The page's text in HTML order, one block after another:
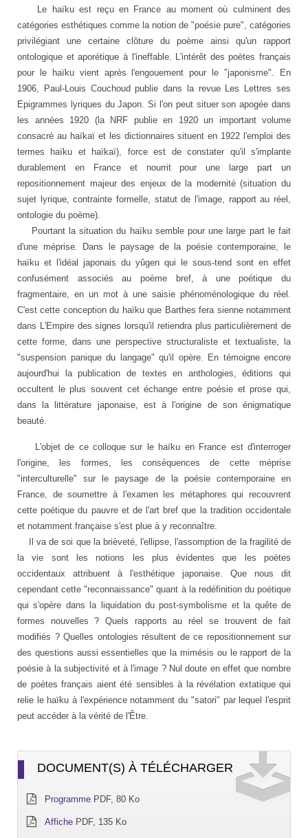
Le haïku est reçu en France au moment où culminent des
catégories esthétiques comme la notion de "poésie pure", catégories
privilégiant une certaine clôture du poème ainsi qu'un rapport
ontologique et aporétique à l'ineffable. L'intérêt des poètes français
pour le haïku vient après l'engouement pour le "japonisme". En
1906, Paul-Louis Couchoud publie dans la revue Les Lettres ses
Epigrammes lyriques du Japon. Si l'on peut situer son apogée dans
les années 1920 (la NRF publie en 1920 un important volume
consacré au haïkaï et les dictionnaires situent en 1922 l'emploi des
termes haïku et haïkaï), force est de constater qu'il s'implante
durablement en France et nourrit pour une large part un
repositionnement majeur des enjeux de la modernité (situation du
sujet lyrique, contrainte formelle, statut de l'image, rapport au réel,
ontologie du poème).
Pourtant la situation du haïku semble pour une large part le fait
d'une méprise. Dans le paysage de la poésie contemporaine, le
haïku et l'idéal japonais du yûgen qui le sous-tend sont en effet
confusément associés au poème bref, à une poétique du
fragmentaire, en un mot à une saisie phénoménologique du réel.
C'est cette conception du haïku que Barthes fera sienne notamment
dans L'Empire des signes lorsqu'il retiendra plus particulièrement de
cette forme, dans une perspective structuraliste et textualiste, la
"suspension panique du langage" qu'il opère. En témoigne encore
aujourd'hui la publication de textes en anthologies, éditions qui
occultent le plus souvent cet échange entre poésie et prose qui,
dans la littérature japonaise, est à l'origine de son énigmatique
beauté.
L'objet de ce colloque sur le haïku en France est d'interroger
l'origine, les formes, les conséquences de cette méprise
"interculturelle" sur le paysage de la poésie contemporaine en
France, de soumettre à l'examen les métaphores qui recouvrent
cette poétique du pauvre et de l'art bref que la tradition occidentale
et notamment française s'est plue à y reconnaître.
Il va de soi que la brièveté, l'ellipse, l'assomption de la fragilité de
la vie sont les notions les plus évidentes que les poètes
occidentaux attribuent à l'esthétique japonaise. Que nous dit
cependant cette "reconnaissance" quant à la redéfinition du poétique
qui s'opère dans la liquidation du post-symbolisme et la quête de
formes nouvelles ? Quels rapports au réel se trouvent de fait
modifiés ? Quelles ontologies résultent de ce repositionnement sur
des questions aussi essentielles que la mimésis ou le rapport de la
poésie à la subjectivité et à l'image ? Nul doute en effet que nombre
de poètes français aient été sensibles à la révélation extatique qui
relie le haïku à l'expérience notamment du "satori" par lequel l'esprit
peut accéder à la vérité de l'Être.
DOCUMENT(S) À TÉLÉCHARGER
Programme PDF, 80 Ko
Affiche PDF, 135 Ko